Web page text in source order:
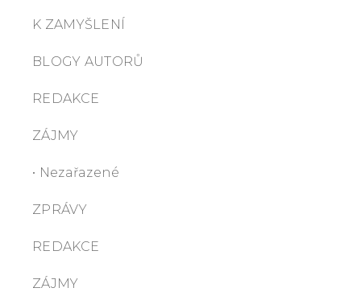
K ZAMYŠLENÍ
BLOGY AUTORŮ
REDAKCE
ZÁJMY
• Nezařazené
ZPRÁVY
REDAKCE
ZÁJMY